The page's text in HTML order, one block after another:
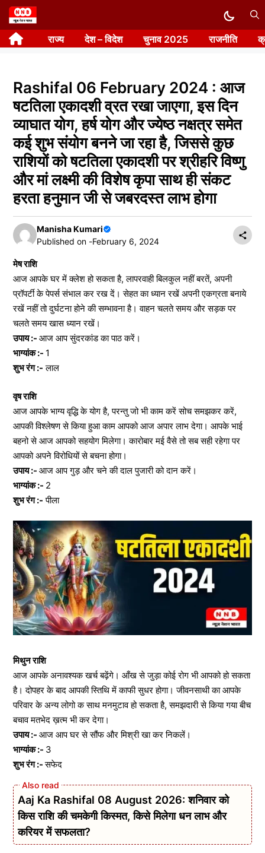
Skip
to
content राज्य देश – विदेश चुनाव 2025 राजनीति
Rashifal 06 February 2024 : आज
षटतिला एकादशी व्रत रखा जाएगा, इस दिन
व्याघात योग, हर्ष योग और ज्येष्ठ नक्षत्र समेत
कई शुभ संयोग बनने जा रहा है, जिससे कुछ
राशियों को षटतिला एकादशी पर श्रीहरि विष्णु
और मां लक्ष्मी की विशेष कृपा साथ ही संकट
हरता हनुमान जी से जबरदस्त लाभ होगा
Manisha Kumari
Published on -February 6, 2024
मेष राशि
आज आपके घर में क्लेश हो सकता है, लापरवाही बिलकुल नहीं बरतें, अपनी
प्रॉपर्टी के पेपर्स संभाल कर रख दें। सेहत का ध्यान रखें अपनी एकग्रता बनाये
रखें नहीं तो दुर्घटना होने की सम्भावना है। वाहन चलते समय और सड़क पर
चलते समय खास ध्यान रखें।
उपाय :- आज आप सुंदरकांड का पाठ करें।
भाग्यांक :- 1
शुभ रंग :- लाल
वृष राशि
आज आपके भाग्य वृद्धि के योग है, परन्तु जो भी काम करें सोच समझकर करें,
आपकी विश्लेषण से किया हुआ काम आपको आज अपार लाभ देगा। आपके भाई
बहनो से आज आपको सहयोग मिलेगा। कारोबार मई वैसे तो सब सही रहेगा पर
आपको अपने विरोधियों से बचना होगा।
उपाय :- आज आप गुड़ और चने की दाल पुजारी को दान करें।
भाग्यांक :- 2
शुभ रंग :- पीला
मिथुन राशि
आज आपके अनावश्यक खर्च बढ़ेंगे। आँख से जुड़ा कोई रोग भी आपको हो सकता
है। दोपहर के बाद आपकी स्तिथि में काफी सुधर होगा। जीवनसाथी का आपके
परिवार के अन्य लोगो क साथ मनमुटाव हो सकता है, समझदारी से किया गया बीच
बचाव मतभेद ख़त्म भी कर देगा।
उपाय :- आज आप घर से सौंफ और मिश्री खा कर निकलें।
भाग्यांक :- 3
शुभ रंग :-सफेद
Aaj Ka Rashifal 08 August 2026: शनिवार को
किस राशि की चमकेगी किस्मत, किसे मिलेगा धन लाभ और
करियर में सफलता?